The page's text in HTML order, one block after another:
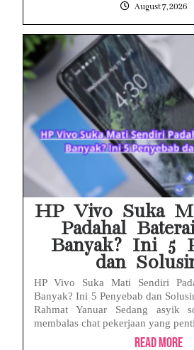
August 7, 2026
HP Vivo Suka
Padahal
Banyak? Ini 5
dan
HP Vivo Suka Mati Sendiri
Banyak? Ini 5 Penyebab dan
Rahmat Yanuar Sedang asyik
membalas chat pekerjaan yang
Read More